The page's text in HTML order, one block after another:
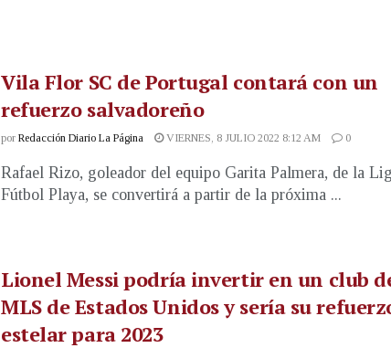
Vila Flor SC de Portugal contará con un
refuerzo salvadoreño
por Redacción Diario La Página VIERNES, 8 JULIO 2022 8:12 AM 0
Rafael Rizo, goleador del equipo Garita Palmera, de la
Fútbol Playa, se convertirá a partir de la próxima ...
Lionel Messi podría invertir en un club
MLS de Estados Unidos y sería su
estelar para 2023